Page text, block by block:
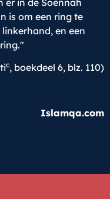
is om een ring te
en een
c, boekdeel 6, blz. 110)
Islamqa.com